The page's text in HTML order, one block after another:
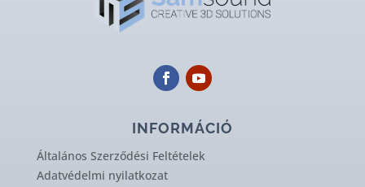
INFORMÁCIÓ
Általános Szerződési Feltételek
Adatvédelmi nyilatkozat